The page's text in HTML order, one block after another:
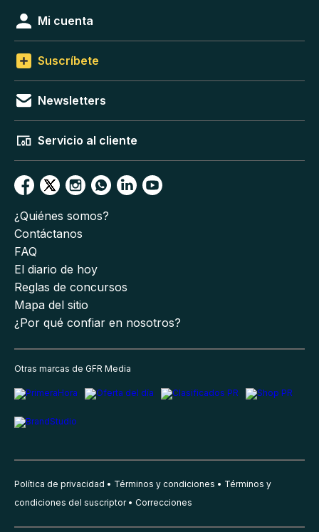
Mi cuenta
Suscríbete
Newsletters
Servicio al cliente
¿Quiénes somos?
Contáctanos
FAQ
El diario de hoy
Reglas de concursos
Mapa del sitio
¿Por qué confiar en nosotros?
Otras marcas de GFR Media
Política de privacidad Términos y condiciones
Términos y
condiciones del suscriptor
Correcciones